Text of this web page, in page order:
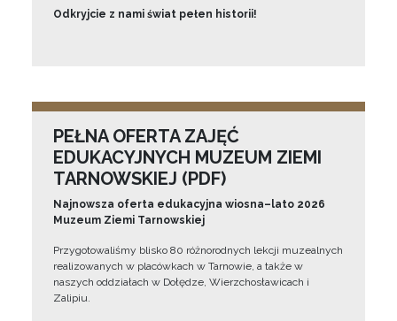
Odkryjcie z nami świat pełen historii!
PEŁNA OFERTA ZAJĘĆ
EDUKACYJNYCH MUZEUM ZIEMI
TARNOWSKIEJ (PDF)
Najnowsza oferta edukacyjna wiosna–lato 2026
Muzeum Ziemi Tarnowskiej
Przygotowaliśmy blisko 80 różnorodnych lekcji muzealnych
realizowanych w placówkach w Tarnowie, a także w
naszych oddziałach w Dołędze, Wierzchosławicach i
Zalipiu.